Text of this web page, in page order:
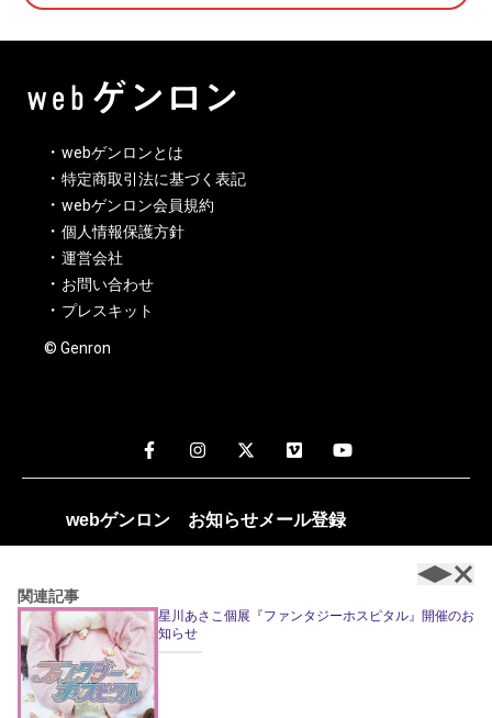
関連記事
星川あさこ個展『ファンタジーホスピタル』開催のお
知らせ
webゲンロンとは
特定商取引法に基づく表記
webゲンロン会員規約
個人情報保護方針
運営会社
お問い合わせ
プレスキット
© Genron
webゲンロン お知らせメール登録